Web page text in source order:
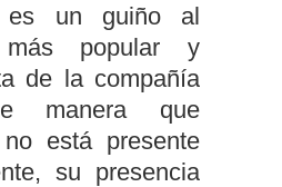
es un guiño al
popular y
de la compañía
manera que
está presente
su presencia